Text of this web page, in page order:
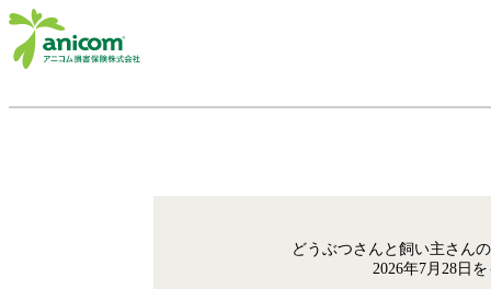
どうぶつさんと飼い主さん
2026年7月28日